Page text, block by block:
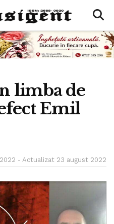
limba de
Emil
- Actualizat 23 august 2022